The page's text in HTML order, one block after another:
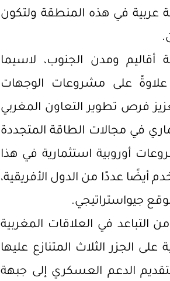
عربية في هذه المنطقة ولتكون
أقاليم ومدن الجنوب، لاسيما
علاوةً على مشروعات الوجهات
فرص تطوير التعاون المغربي
في مجالات الطاقة المتجددة
أوروبية استثمارية في هذا
أيضًا عددًا من الدول الأفريقية،
جيواستراتيجي.
التباعد في العلاقات المغربية
على الجزر الثلاث المتنازع عليها
الدعم العسكري إلى جبهة